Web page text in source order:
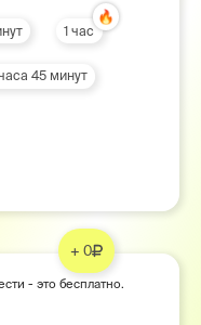
1 час
🔥
45 минут
+ 0
- это бесплатно.